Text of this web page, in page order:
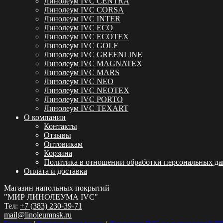
Линолеум IVC CORSA
Линолеум IVC INTER
Линолеум IVC ECO
Линолеум IVC ECOTEX
Линолеум IVC GOLF
Линолеум IVC GREENLINE
Линолеум IVC MAGNATEX
Линолеум IVC MARS
Линолеум IVC NEO
Линолеум IVC NEOTEX
Линолеум IVC PORTO
Линолеум IVC TEXART
О компании
Контакты
Отзывы
Оптовикам
Корзина
Политика в отношении обработки персональных
Оплата и доставка
Магазин напольных покрытий
"МИР ЛИНОЛЕУМА IVC"
Тел: +7 (383) 230-39-71
mail@linoleumnsk.ru